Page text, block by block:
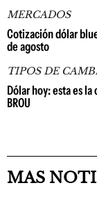
MERCADOS
Cotización dólar
de agosto
TIPOS DE
Dólar hoy: esta es
BROU
MAS